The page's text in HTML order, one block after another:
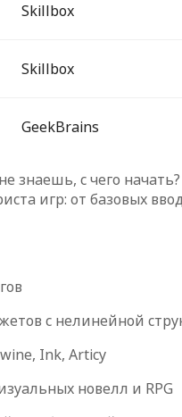
Skillbox
Skillbox
GeekBrains
знаешь, с чего
игр: от базовых
с нелинейной
Ink, Articy
новелл и RPG